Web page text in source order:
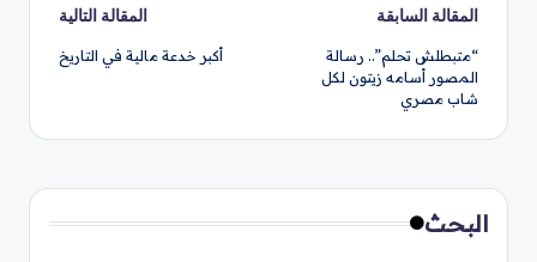
تصفّح
المقالات
المقالة السابقة
“متبطلش تحلم”.. رسالة
المصور أسامه زيتون لكل
شاب مصري
المقالة التالية
أكبر خدعة مالية في التاريخ
البحث